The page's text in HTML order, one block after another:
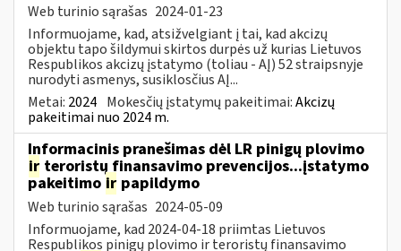
Web turinio sąrašas 2024-01-23
Informuojame, kad, atsižvelgiant į tai, kad akcizų
objektu tapo šildymui skirtos durpės už kurias Lietuvos
Respublikos akcizų įstatymo (toliau - AĮ) 52 straipsnyje
nurodyti asmenys, susiklosčius AĮ...
Metai: 2024 Mokesčių įstatymų pakeitimai:Akcizų
pakeitimai nuo 2024 m.
Informacinis pranešimas dėl LR pinigų plovimo
ir teroristų finansavimo prevencijos...įstatymo
pakeitimo ir papildymo
Web turinio sąrašas 2024-05-09
Informuojame, kad 2024-04-18 priimtas Lietuvos
Respublikos pinigų plovimo ir teroristų finansavimo